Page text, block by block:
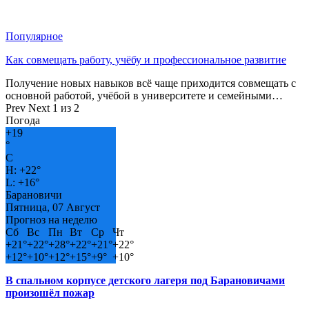
Популярное
Как совмещать работу, учёбу и профессиональное развитие
Получение новых навыков всё чаще приходится совмещать с
основной работой, учёбой в университете и семейными…
Prev Next 1 из 2
Погода
+19
°
C
H: +22°
L: +16°
Барановичи
Пятница, 07 Август
Прогноз на неделю
Сб
Вс Пн Вт Ср
Чт
+21°+22°+28°+22°+21°+22°
+12°+10°+12°+15°+9° +10°
В спальном корпусе детского лагеря под Барановичами
произошёл пожар